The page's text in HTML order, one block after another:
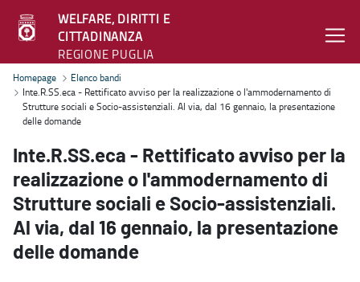
WELFARE, DIRITTI E
CITTADINANZA
REGIONE PUGLIA
Inte.R.SS.eca - Rettificato avviso per la realizzazione o
Homepage
Elenco bandi
Inte.R.SS.eca - Rettificato avviso per la realizzazione o l'ammodernamento di
Strutture sociali e Socio-assistenziali. Al via, dal 16 gennaio, la presentazione
delle domande
Inte.R.SS.eca - Rettificato avviso per la
realizzazione o l'ammodernamento di
Strutture sociali e Socio-assistenziali.
Al via, dal 16 gennaio, la presentazione
delle domande